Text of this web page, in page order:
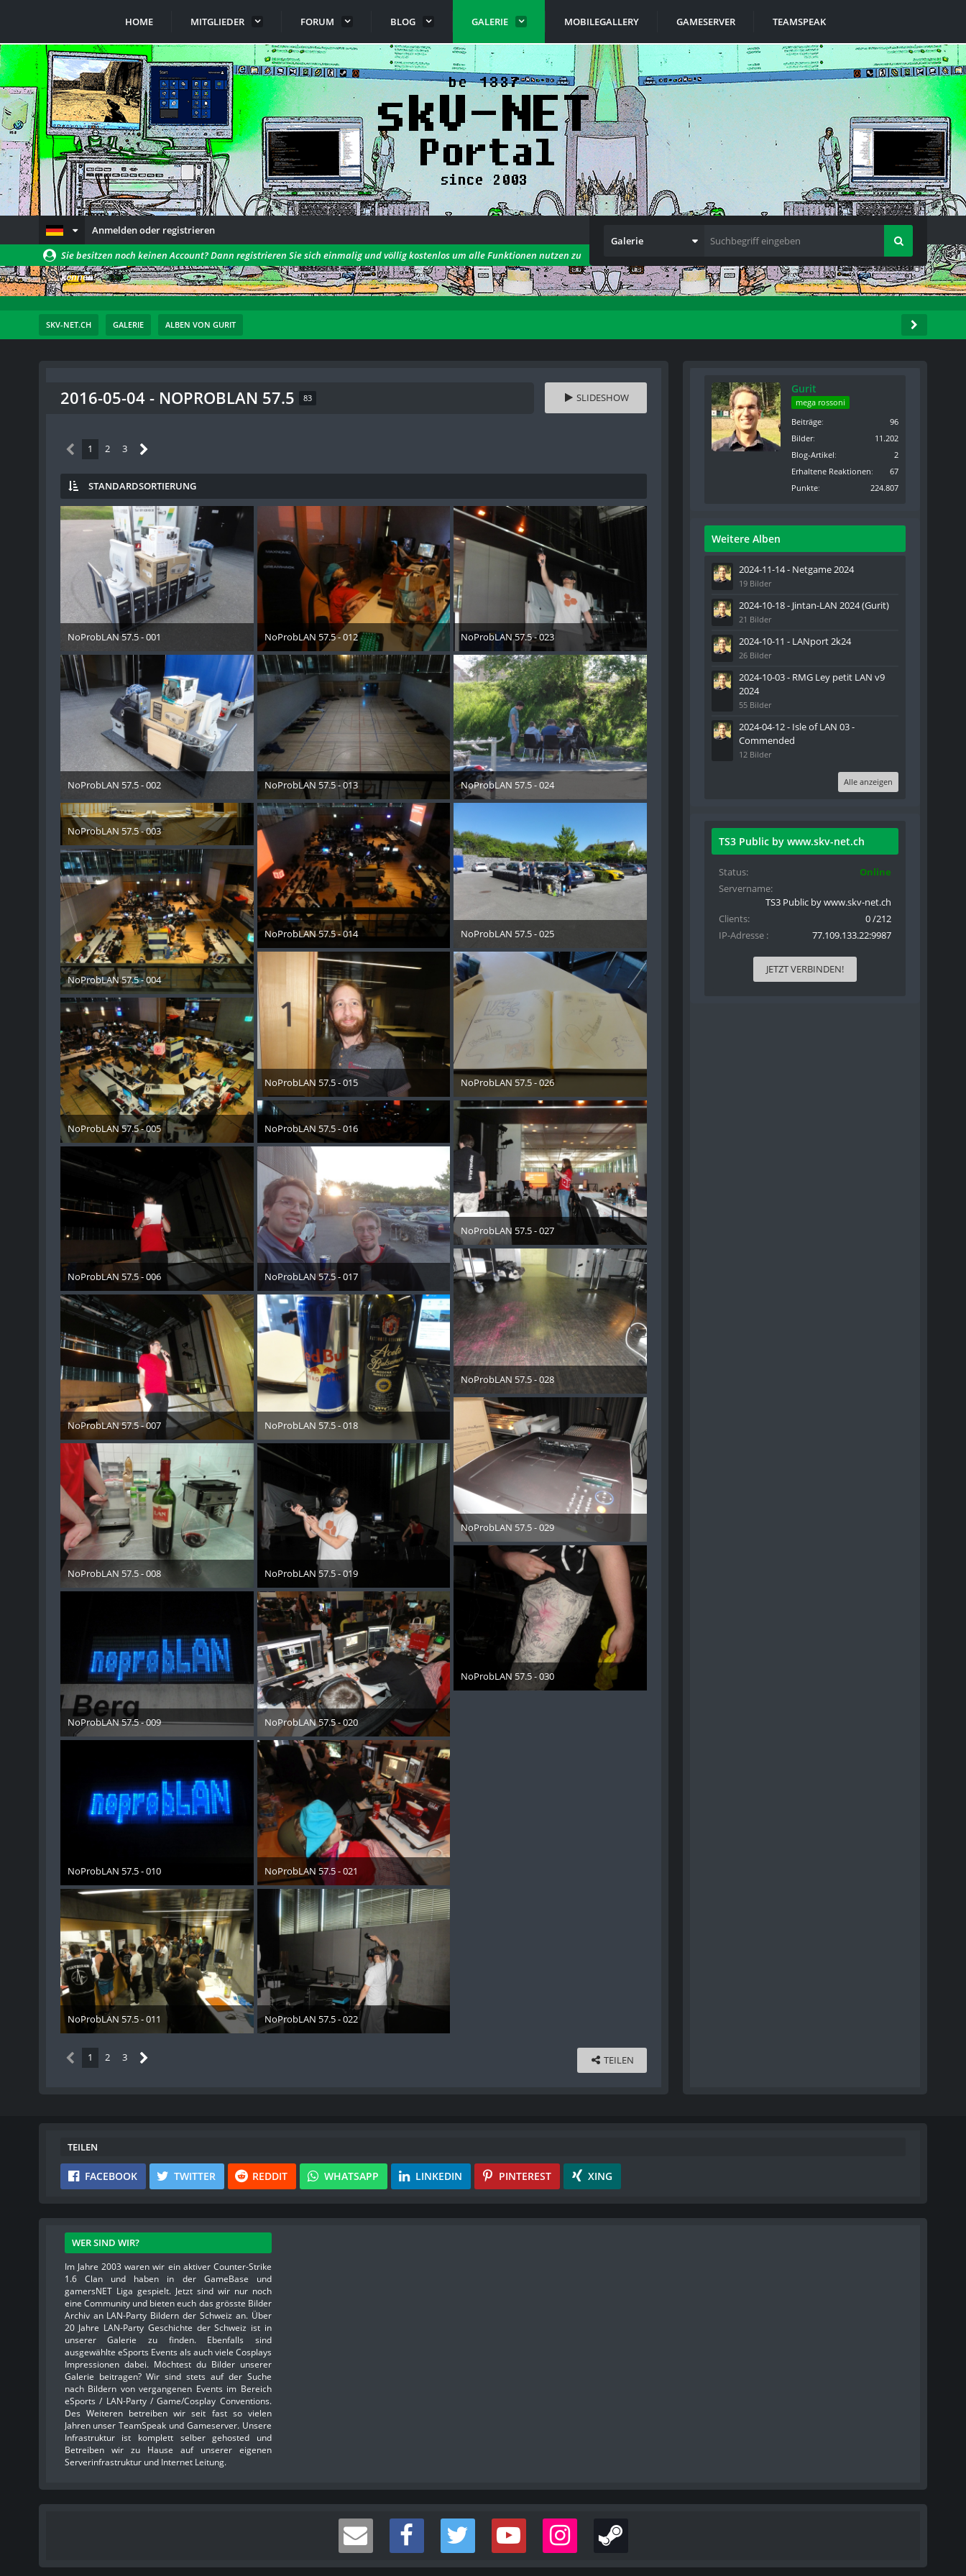
HOME MITGLIEDER FORUM BLOG GALERIE MOBILEGALLERY GAMESERVER TEAMSPEAK
Anmelden oder registrieren
Galerie
Sie besitzen noch keinen Account? Dann registrieren Sie sich einmalig und völlig kostenlos um alle Funktionen nutzen zu
können!
SKV-NET.CH GALERIE ALBEN VON GURIT
2016-05-04 - NOPROBLAN 57.5 83 SLIDESHOW
1 2 3
STANDARDSORTIERUNG
NoProbLAN 57.5 - 001
NoProbLAN 57.5 - 002
NoProbLAN 57.5 - 003
11. Mai 2018
NoProbLAN 57.5 - 004
11. Mai 2018
NoProbLAN 57.5 - 005
11. Mai 2018
NoProbLAN 57.5 - 006
11. Mai 2018
NoProbLAN 57.5 - 007
11. Mai 2018
NoProbLAN 57.5 - 008
11. Mai 2018
NoProbLAN 57.5 - 009
11. Mai 2018
NoProbLAN 57.5 - 010
11. Mai 2018
NoProbLAN 57.5 - 011
11. Mai 2018
NoProbLAN 57.5 - 012
11. Mai 2018
NoProbLAN 57.5 - 013
11. Mai 2018
NoProbLAN 57.5 - 014
11. Mai 2018
NoProbLAN 57.5 - 015
11. Mai 2018
NoProbLAN 57.5 - 016
11. Mai 2018
NoProbLAN 57.5 - 017
11. Mai 2018
NoProbLAN 57.5 - 018
11. Mai 2018
NoProbLAN 57.5 - 019
11. Mai 2018
NoProbLAN 57.5 - 020
11. Mai 2018
NoProbLAN 57.5 - 021
11. Mai 2018
NoProbLAN 57.5 - 022
11. Mai 2018
NoProbLAN 57.5 - 023
11. Mai 2018
NoProbLAN 57.5 - 024
11. Mai 2018
NoProbLAN 57.5 - 025
NoProbLAN 57.5 - 026
11. Mai 2018
NoProbLAN 57.5 - 027
11. Mai 2018
NoProbLAN 57.5 - 028
11. Mai 2018
NoProbLAN 57.5 - 029
11. Mai 2018
NoProbLAN 57.5 - 030
11. Mai 2018
1 2 3 TEILEN
Gurit
mega rossoni
Beiträge
96
Bilder
11.202
Blog-Artikel
2
Erhaltene Reaktionen
67
Punkte
224.807
Weitere Alben
2024-11-14 - Netgame 2024
19 Bilder
2024-10-18 - Jintan-LAN 2024 (Gurit)
21 Bilder
2024-10-11 - LANport 2k24
26 Bilder
2024-10-03 - RMG Ley petit LAN v9
2024
55 Bilder
2024-04-12 - Isle of LAN 03 -
Commended
12 Bilder
Alle anzeigen
TS3 Public by www.skv-net.ch
Status
Online
Servername
TS3 Public by www.skv-net.ch
Clients
0 /212
IP-Adresse
77.109.133.22:9987
JETZT VERBINDEN!
TEILEN
FACEBOOK TWITTER REDDIT WHATSAPP LINKEDIN PINTEREST XING
WER SIND WIR?
Im Jahre 2003 waren wir ein aktiver Counter-Strike
1.6 Clan und haben in der GameBase und
gamersNET Liga gespielt. Jetzt sind wir nur noch
eine Community und bieten euch das grösste Bilder
Archiv an LAN-Party Bildern der Schweiz an. Über
20 Jahre LAN-Party Geschichte der Schweiz ist in
unserer Galerie zu finden. Ebenfalls sind
ausgewählte eSports Events als auch viele Cosplays
Impressionen dabei. Möchtest du Bilder unserer
Galerie beitragen? Wir sind stets auf der Suche
nach Bildern von vergangenen Events im Bereich
eSports / LAN-Party / Game/Cosplay Conventions.
Des Weiteren betreiben wir seit fast so vielen
Jahren unser TeamSpeak und Gameserver. Unsere
Infrastruktur ist komplett selber gehosted und
Betreiben wir zu Hause auf unserer eigenen
Serverinfrastruktur und Internet Leitung.